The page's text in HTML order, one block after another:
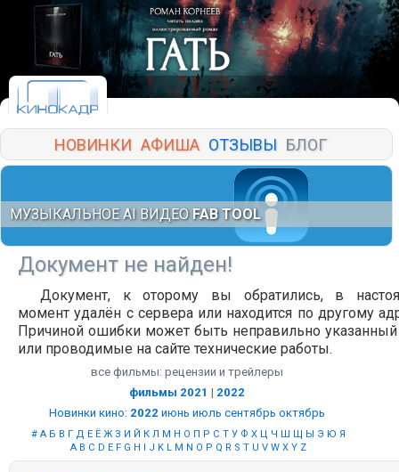
НОВИНКИ АФИША ОТЗЫВЫ БЛОГ
МУЗЫКАЛЬНОЕ AI ВИДЕО FAB TOOL
Документ не найден!
Документ, к оторому вы обратились, в
момент удалён с сервера или находится по другому
Причиной ошибки может быть неправильно указанный
или проводимые на сайте технические работы.
все фильмы: рецензии и трейлеры
фильмы 2021 | 2022
Новинки кино: 2022 июнь июль сентябрь октябрь
# А Б В Г Д Е Ё Ж З И Й К Л М Н О П Р С Т У Ф Х Ц Ч Ш Щ Ы Э Ю Я
A B C D E F G H I J K L M N O P Q R S T U V W X Y Z